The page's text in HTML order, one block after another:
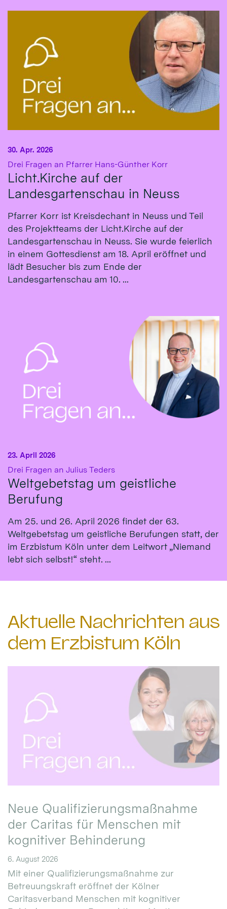
Drei Fragen an Pfarrer Hans-Günther Korr:
Licht.Kirche auf der
Landesgartenschau in Neuss
30. Apr. 2026
Pfarrer Korr ist Kreisdechant in Neuss und Teil
des Projektteams der Licht.Kirche auf der
Landesgartenschau in Neuss. Sie wurde feierlich
in einem Gottesdienst am 18. April eröffnet und
lädt Besucher bis zum Ende der
Landesgartenschau am 10. ...
Drei Fragen an Julius Teders:
Weltgebetstag um geistliche
Berufung
23. April 2026
Am 25. und 26. April 2026 findet der 63.
Weltgebetstag um geistliche Berufungen statt, der
im Erzbistum Köln unter dem Leitwort „Niemand
lebt sich selbst!“ steht. ...
Aktuelle Nachrichten aus
dem Erzbistum Köln
Neue Qualifizierungsmaßnahme
der Caritas für Menschen mit
kognitiver Behinderung
6. August 2026
Mit einer Qualifizierungsmaßnahme zur
Betreuungskraft eröffnet der Kölner
Caritasverband Menschen mit kognitiver